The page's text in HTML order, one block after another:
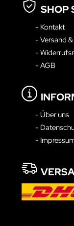
SHOP
- Kontakt
- Versand
-
- AGB
- Über uns
-
-